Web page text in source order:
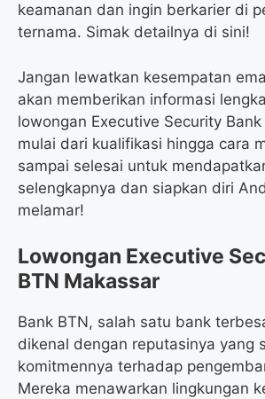
keamanan dan ingin berkarier di
ternama. Simak detailnya di sini!
Jangan lewatkan kesempatan
akan memberikan informasi
lowongan Executive Security
mulai dari kualifikasi hingga cara
sampai selesai untuk
selengkapnya dan siapkan diri
melamar!
Lowongan Executive
BTN Makassar
Bank BTN, salah satu bank
dikenal dengan reputasinya yang
komitmennya terhadap
Mereka menawarkan lingkungan